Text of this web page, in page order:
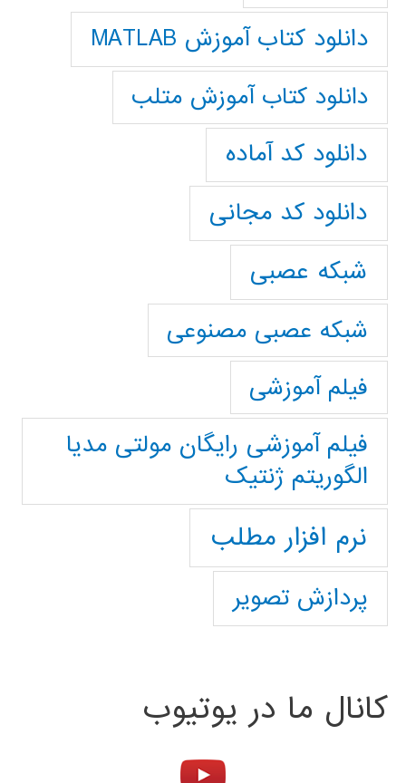
دانلود کتاب آموزش MATLAB
دانلود کتاب آموزش متلب
دانلود کد آماده
دانلود کد مجانی
شبکه عصبی
شبکه عصبی مصنوعی
فیلم آموزشی
فیلم آموزشی رایگان مولتی مدیا
الگوریتم ژنتیک
نرم افزار مطلب
پردازش تصویر
کانال ما در یوتیوب